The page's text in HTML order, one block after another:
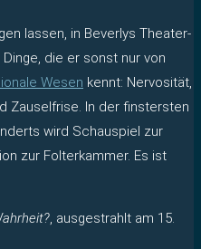
lassen, in Beverlys Theater-
die er sonst nur von
Wesen kennt: Nervosität,
Zauselfrise. In der finstersten
wird Schauspiel zur
zur Folterkammer. Es ist
, ausgestrahlt am 15.